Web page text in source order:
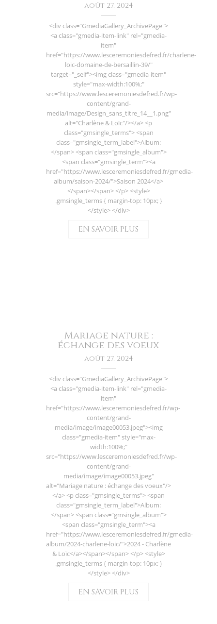
août 27, 2024
<div class="GmediaGallery_ArchivePage">
<a class="gmedia-item-link" rel="gmedia-
item"
href="https://www.lesceremoniesdefred.fr/charlene-
loic-domaine-de-bersaillin-39/"
target="_self"><img class="gmedia-item"
style="max-width:100%;"
src="https://www.lesceremoniesdefred.fr/wp-
content/grand-
media/image/Design_sans_titre_14__1.png"
alt="Charlène & Loïc"/></a> <p
class="gmsingle_terms"> <span
class="gmsingle_term_label">Album:
</span> <span class="gmsingle_album">
<span class="gmsingle_term"><a
href="https://www.lesceremoniesdefred.fr/gmedia-
album/saison-2024/">Saison 2024</a>
</span></span> </p> <style>
.gmsingle_terms { margin-top: 10px; }
</style> </div>
EN SAVOIR PLUS
Mariage nature :
échange des voeux
août 27, 2024
<div class="GmediaGallery_ArchivePage">
<a class="gmedia-item-link" rel="gmedia-
item"
href="https://www.lesceremoniesdefred.fr/wp-
content/grand-
media/image/image00053.jpeg"><img
class="gmedia-item" style="max-
width:100%;"
src="https://www.lesceremoniesdefred.fr/wp-
content/grand-
media/image/image00053.jpeg"
alt="Mariage nature : échange des voeux"/>
</a> <p class="gmsingle_terms"> <span
class="gmsingle_term_label">Album:
</span> <span class="gmsingle_album">
<span class="gmsingle_term"><a
href="https://www.lesceremoniesdefred.fr/gmedia-
album/2024-charlene-loic/">2024 - Charlène
& Loïc</a></span></span> </p> <style>
.gmsingle_terms { margin-top: 10px; }
</style> </div>
EN SAVOIR PLUS